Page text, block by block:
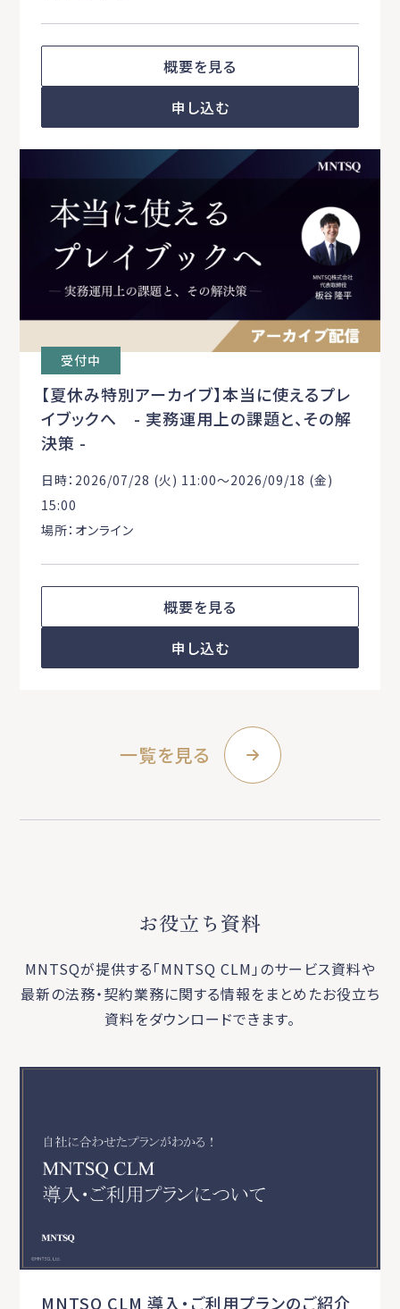
概要を見る
申し込む
受付中
【夏休み特別アーカイブ】本当に使えるプレ
イブックへ - 実務運用上の課題と、その解
決策 -
日時：2026/07/28 (火) 11:00〜2026/09/18 (金)
15:00
場所：オンライン
概要を見る
申し込む
一覧を見る
お役立ち資料
MNTSQが提供する「MNTSQ CLM」のサービス資料や
最新の法務・契約業務に関する情報をまとめたお役立ち
資料をダウンロードできます。
MNTSQ CLM 導入・ご利用プランのご紹介